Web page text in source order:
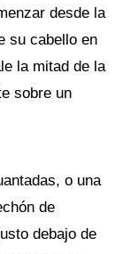
desde la
su cabello en
la mitad de la
sobre un
o una
de
debajo de